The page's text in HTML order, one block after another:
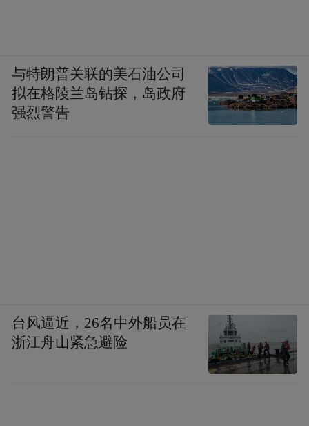
与特朗普关联的美石油公司
拟在格陵兰岛钻探，岛政府
强烈警告
台风逼近，26名中外船员在
浙江舟山紧急避险